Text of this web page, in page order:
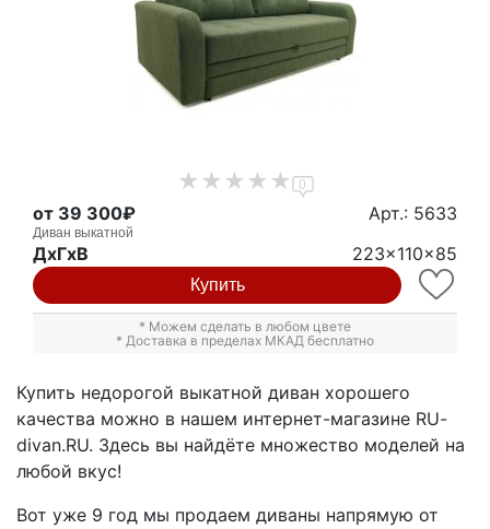
0
от 39 300₽ Арт.: 5633
Диван выкатной
ДxГxВ 223x110x85
Купить
* Можем сделать в любом цвете
* Доставка в пределах МКАД бесплатно
Купить недорогой выкатной диван хорошего
качества можно в нашем интернет-магазине RU-
divan.RU. Здесь вы найдёте множество моделей на
любой вкус!
Вот уже 9 год мы продаем диваны напрямую от